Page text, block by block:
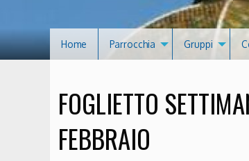
Home Parrocchia Gruppi
FOGLIETTO
FEBBRAIO